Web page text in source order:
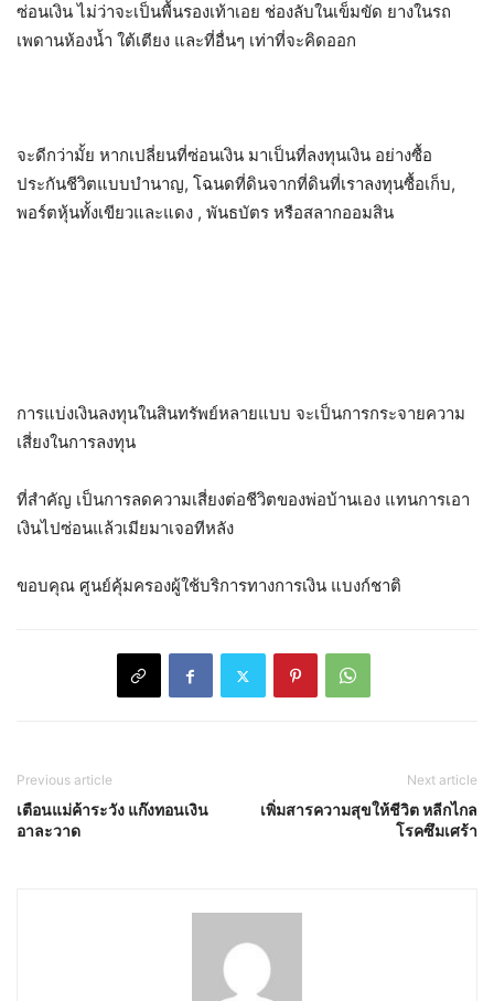
ซ่อนเงิน ไม่ว่าจะเป็นพื้นรองเท้าเอย ช่องลับในเข็มขัด ยางในรถ
เพดานห้องน้ำ ใต้เตียง และที่อื่นๆ เท่าที่จะคิดออก
จะดีกว่ามั้ย หากเปลี่ยนที่ซ่อนเงิน มาเป็นที่ลงทุนเงิน อย่างซื้อ
ประกันชีวิตแบบบำนาญ, โฉนดที่ดินจากที่ดินที่เราลงทุนซื้อเก็บ,
พอร์ตหุ้นทั้งเขียวและแดง , พันธบัตร หรือสลากออมสิน
การแบ่งเงินลงทุนในสินทรัพย์หลายแบบ จะเป็นการกระจายความ
เสี่ยงในการลงทุน
ที่สำคัญ เป็นการลดความเสี่ยงต่อชีวิตของพ่อบ้านเอง แทนการเอา
เงินไปซ่อนแล้วเมียมาเจอทีหลัง
ขอบคุณ ศูนย์คุ้มครองผู้ใช้บริการทางการเงิน แบงก์ชาติ
Previous article
เตือนแม่ค้าระวัง แก๊งทอนเงิน
อาละวาด
Next article
เพิ่มสารความสุขให้ชีวิต หลีกไกล
โรคซึมเศร้า